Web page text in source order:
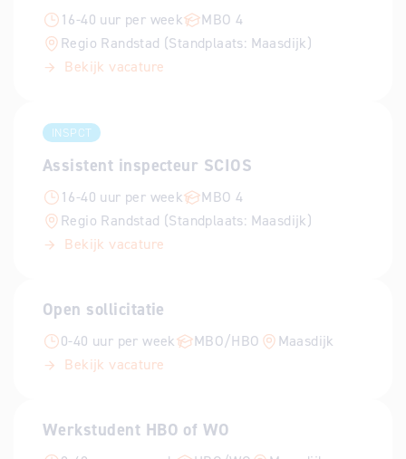
16-40 uur per week
MBO 4
Regio Randstad (Standplaats: Maasdijk)
Bekijk vacature
INSPCT
Assistent inspecteur SCIOS
16-40 uur per week
MBO 4
Regio Randstad (Standplaats: Maasdijk)
Bekijk vacature
Open sollicitatie
0-40 uur per week MBO/HBO
Maasdijk
Bekijk vacature
Werkstudent HBO of WO